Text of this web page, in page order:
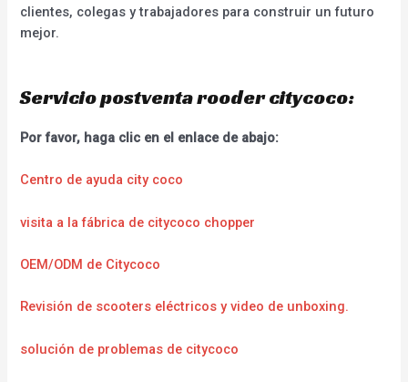
clientes, colegas y trabajadores para construir un futuro
mejor.
Servicio postventa rooder citycoco:
Por favor, haga clic en el enlace de abajo:
Centro de ayuda city coco
visita a la fábrica de citycoco chopper
OEM/ODM de Citycoco
Revisión de scooters eléctricos y video de unboxing.
solución de problemas de citycoco